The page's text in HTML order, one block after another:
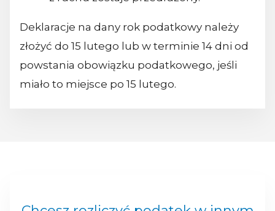
Deklaracje na dany rok podatkowy należy
złożyć do 15 lutego lub w terminie 14 dni od
powstania obowiązku podatkowego, jeśli
miało to miejsce po 15 lutego.